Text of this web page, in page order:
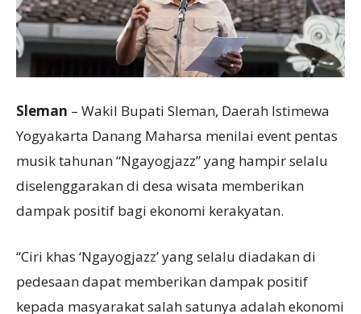
Sleman – Wakil Bupati Sleman, Daerah Istimewa
Yogyakarta Danang Maharsa menilai event pentas
musik tahunan “Ngayogjazz” yang hampir selalu
diselenggarakan di desa wisata memberikan
dampak positif bagi ekonomi kerakyatan.
“Ciri khas ‘Ngayogjazz’ yang selalu diadakan di
pedesaan dapat memberikan dampak positif
kepada masyarakat salah satunya adalah ekonomi